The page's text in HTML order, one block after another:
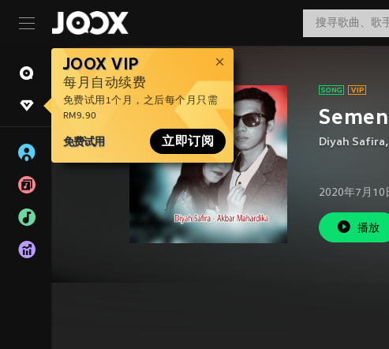
JOOX VIP
每月自动续费
免费试用1个月，之后每个月只需
RM9.90
免费试用 立即订阅 Diyah Safira,
2020年7月10
播放